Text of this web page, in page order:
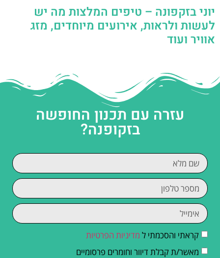
יוני בזקפונה – טיפים המלצות מה יש
לעשות ולראות, אירועים מיוחדים, מזג
אוויר ועוד
עזרה עם תכנון החופשה
בזקופנה?
קראתי והסכמתי ל מדיניות הפרטיות
מאשר/ת קבלת דיוור וחומרים פרסומיים